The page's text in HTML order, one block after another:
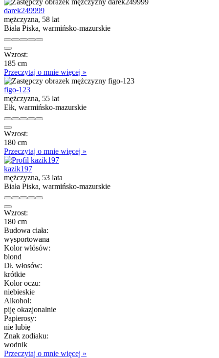
darek249999
mężczyzna, 58 lat
Biała Piska, warmińsko-mazurskie
Wzrost:
185 cm
Przeczytaj o mnie więcej »
figo-123
mężczyzna, 55 lat
Ełk, warmińsko-mazurskie
Wzrost:
180 cm
Przeczytaj o mnie więcej »
kazik197
mężczyzna, 53 lata
Biała Piska, warmińsko-mazurskie
Wzrost:
180 cm
Budowa ciała:
wysportowana
Kolor włósów:
blond
Dł. włosów:
krótkie
Kolor oczu:
niebieskie
Alkohol:
piję okazjonalnie
Papierosy:
nie lubię
Znak zodiaku:
wodnik
Przeczytaj o mnie więcej »